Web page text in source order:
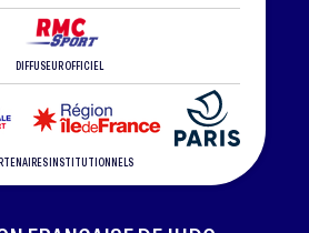
DIFFUSEUR OFFICIEL
INSTITUTIONNELS